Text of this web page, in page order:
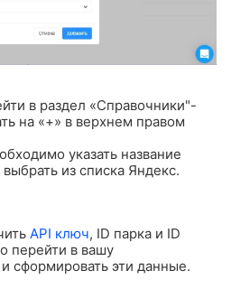
в раздел «Справочники"-
на «+» в верхнем правом
указать название
из списка Яндекс.
API ключ, ID парка и ID
перейти в вашу
сформировать эти данные.